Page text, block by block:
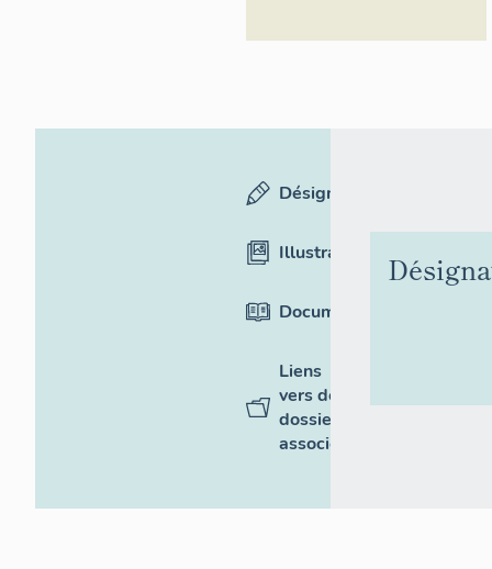
Désignation
Illustrations
Documentation
Liens
vers des
dossiers
associés